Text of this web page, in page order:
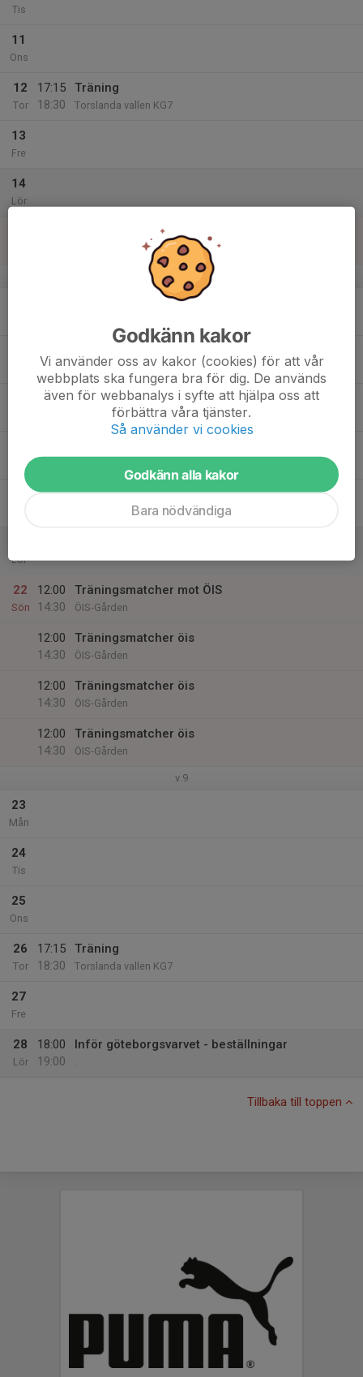
Tis
11
Ons
12
Tor
17:15
18:30
Träning
Torslanda vallen KG7
13
Fre
14
Lör
Träning KG 7/9
Torslandavallen KG7/9
Tor
Lör
22
Sön
12:00
14:30
Träningsmatcher mot ÖIS
ÖIS-Gården
12:00
14:30
Träningsmatcher öis
ÖIS-Gården
12:00
14:30
Träningsmatcher öis
ÖIS-Gården
12:00
14:30
Träningsmatcher öis
ÖIS-Gården
v.9
23
Mån
24
Tis
25
Ons
26
Tor
17:15
18:30
Träning
Torslanda vallen KG7
27
Fre
28
Lör
18:00
19:00
Inför göteborgsvarvet - beställningar
.
Tillbaka till toppen
Godkänn kakor
Vi använder oss av kakor (cookies) för att vår
webbplats ska fungera bra för dig. De används
även för webbanalys i syfte att hjälpa oss att
förbättra våra tjänster.
Så använder vi cookies
Godkänn alla kakor
Bara nödvändiga